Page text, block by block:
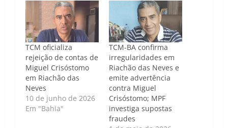
TCM oficializa
rejeição de contas de
Miguel Crisóstomo
em Riachão das
Neves
10 de junho de 2026
Em "Bahia"
TCM-BA confirma
irregularidades em
Riachão das Neves e
emite advertência
contra Miguel
Crisóstomo; MPF
investiga supostas
fraudes